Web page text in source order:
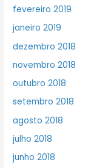
fevereiro 2019
janeiro 2019
dezembro 2018
novembro 2018
outubro 2018
setembro 2018
agosto 2018
julho 2018
junho 2018